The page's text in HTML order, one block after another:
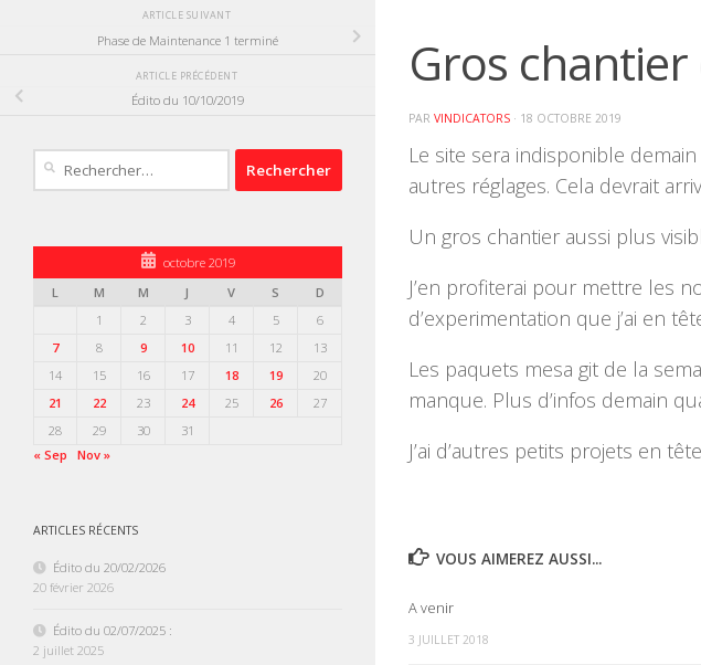
Gros
PAR VINDICATORS · 18 OCTOBRE 2019
Le site sera indisponible
autres réglages. Cela devrait
Un gros chantier aussi plus
J’en profiterai pour mettre les
d’experimentation que j’ai en
Les paquets mesa git de la
manque. Plus d’infos demain
J’ai d’autres petits projets en
VOUS AIMEREZ AUSSI...
A venir
3 JUILLET 2018
ARTICLE SUIVANT
Phase de Maintenance 1 terminé
ARTICLE PRÉCÉDENT
Édito du 10/10/2019
Rechercher :
octobre 2019
L
M M J V S
D
1
2 3 4 5
6
7
8 9 10 11 12
13
14
15 16 17 18 19
20
21
22 23 24 25 26
27
28
29 30
31
« Sep
Nov »
ARTICLES RÉCENTS
Édito du 20/02/2026
20 février 2026
Édito du 02/07/2025 :
2 juillet 2025